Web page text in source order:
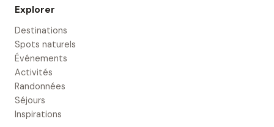
Explorer
Destinations
Spots naturels
Événements
Activités
Randonnées
Séjours
Inspirations